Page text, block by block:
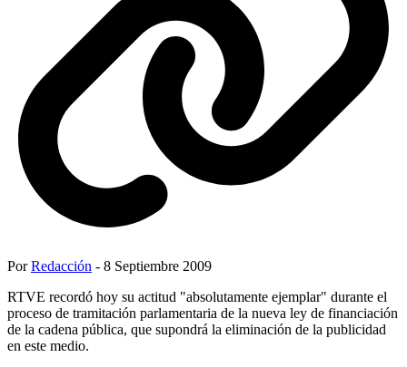
PorRedacción - 8 Septiembre 2009
RTVE recordó hoy su actitud "absolutamente ejemplar" durante el
proceso de tramitación parlamentaria de la nueva ley de financiación
de la cadena pública, que supondrá la eliminación de la publicidad
en este medio.